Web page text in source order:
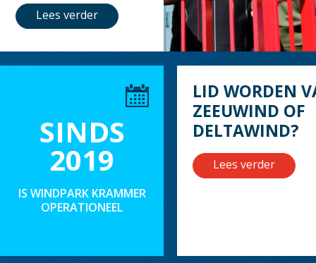
Lees verder
SINDS
2019
IS WINDPARK KRAMMER
OPERATIONEEL
LID WORDEN
ZEEUWIND OF
DELTAWIND?
Lees verder